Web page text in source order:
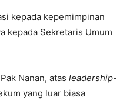
kepada kepemimpinan
kepada Sekretaris Umum
Nanan, atas leadership-
yang luar biasa